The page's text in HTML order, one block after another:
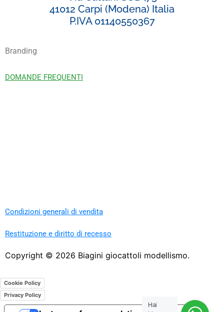
41012 Carpi (Modena) Italia
P.IVA 01140550367
Branding
DOMANDE FREQUENTI
Condizioni generali di vendita
Restituzione e diritto di recesso
Copyright © 2026 Biagini giocattoli modellismo.
Cookie Policy
Privacy Policy
Hai